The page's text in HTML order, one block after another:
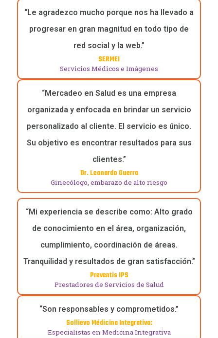
“Le agradezco mucho porque nos ha llevado a
progresar en gran magnitud en todo tipo de
red social y la web.”
SERMEI
Servicios Médicos e Imágenes
“Mercadeo en Salud es una empresa
organizada y enfocada en brindar un servicio
personalizado al cliente. El servicio es único.
Su objetivo es encontrar resultados para sus
clientes.”
Dr. Leonardo Guerra
Ginecólogo, embarazo de alto riesgo
“Mi experiencia se describe como: Alto grado
de conocimiento en el área, organización,
cumplimiento, coordinación de áreas.
Tranquilidad y resultados de gran satisfacción.”
Preventis IPS
Prestadores de Servicios de Salud
“Son responsables y comprometidos.”
Sollievo Médicina Integrativa:
Especialistas en Medicina Integrativa